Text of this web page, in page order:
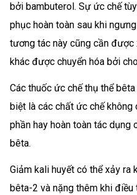
bởi bambuterol. Sự ức chế
phục hoàn toàn sau khi
tương tác này cũng cần
khác được chuyển hóa bởi
Các thuốc ức chế thụ thể
biệt là các chất ức chế
phần hay hoàn toàn tác dụng
bêta.
Giảm kali huyết có thể xảy ra
bêta-2 và nặng thêm khi